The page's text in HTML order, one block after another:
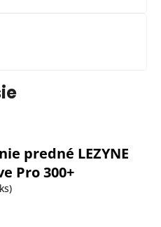
predné LEZYNE
Pro 300+